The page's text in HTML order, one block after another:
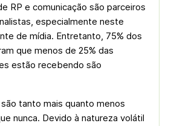
RP e comunicação são parceiros
especialmente neste
de mídia. Entretanto, 75% dos
que menos de 25% das
estão recebendo são
tanto mais quanto menos
nunca. Devido à natureza volátil